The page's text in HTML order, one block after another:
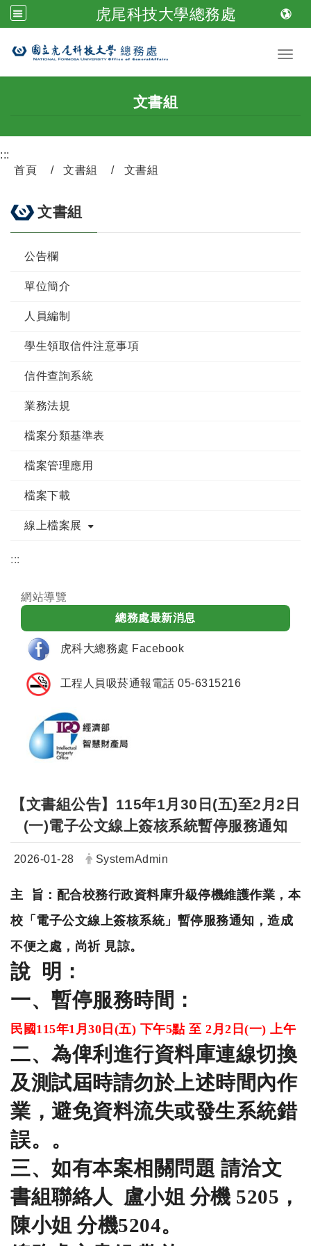
虎尾科技大學總務處
跳到主要內容
文書組
:::
首頁
文書組 文書組
文書組
公告欄
單位簡介
人員編制
學生領取信件注意事項
信件查詢系統
業務法規
檔案分類基準表
檔案管理應用
檔案下載
線上檔案展
:::
網站導覽
總務處最新消息
虎科大總務處 Facebook
工程人員吸菸通報電話 05-6315216
【文書組公告】115年1月30日(五)至2月2日
(一)電子公文線上簽核系統暫停服務通知
日期：
2026-01-28 發布者：
SystemAdmin
主 旨：配合校務行政資料庫升級停機維護作業，本
校「 電子公文線上簽核系統」暫停服務通知，造成
不便之處，尚祈 見諒。
說 明：
一、暫停服務時間：
民國115年1月30日(五) 下午5點 至 2月2日(一) 上午
二、為俾利進行資料庫連線切換
及測試屆時請勿於上述時間內作
業， 避免資料流失或發生系統錯
誤。。
三、如有本案相關問題 請洽文
書組聯絡人 盧小姐 分機 5205，
陳小姐 分機5204。